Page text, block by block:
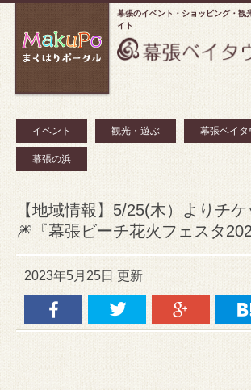
幕張のイベント・ショッピング
観
イト
イベント 観光・遊ぶ 幕張ベイタ
幕張の浜
【地域情報】5/25(木）よりチ
🎆『幕張ビーチ花火フェスタ
2023年5月25日 更新